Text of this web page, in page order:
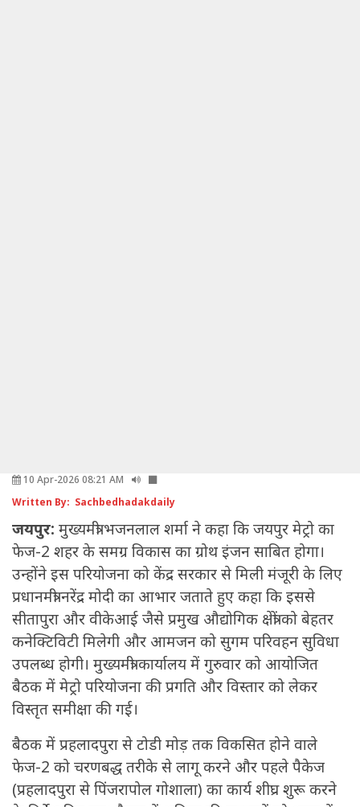
10 Apr-2026 08:21 AM
Written By: Sachbedhadakdaily
जयपुर: मुख्यमंत्री भजनलाल शर्मा ने कहा कि जयपुर मेट्रो का
फेज-2 शहर के समग्र विकास का ग्रोथ इंजन साबित होगा।
उन्होंने इस परियोजना को केंद्र सरकार से मिली मंजूरी के लिए
प्रधानमंत्री नरेंद्र मोदी का आभार जताते हुए कहा कि इससे
सीतापुरा और वीकेआई जैसे प्रमुख औद्योगिक क्षेत्रों को बेहतर
कनेक्टिविटी मिलेगी और आमजन को सुगम परिवहन सुविधा
उपलब्ध होगी। मुख्यमंत्री कार्यालय में गुरुवार को आयोजित
बैठक में मेट्रो परियोजना की प्रगति और विस्तार को लेकर
विस्तृत समीक्षा की गई।
बैठक में प्रहलादपुरा से टोडी मोड़ तक विकसित होने वाले
फेज-2 को चरणबद्ध तरीके से लागू करने और पहले पैकेज
(प्रहलादपुरा से पिंजरापोल गोशाला) का कार्य शीघ्र शुरू करने